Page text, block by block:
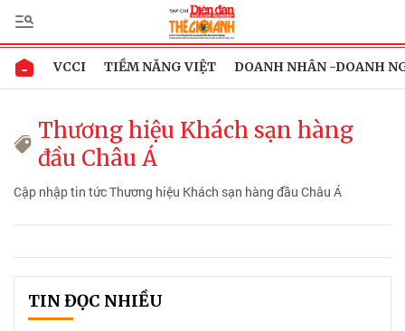
VCCI TIỀM NĂNG VIỆT DOANH NHÂN -DOANH
Thương hiệu Khách sạn hàng
đầu Châu Á
Cập nhập tin tức Thương hiệu Khách sạn hàng đầu Châu Á
TIN ĐỌC NHIỀU